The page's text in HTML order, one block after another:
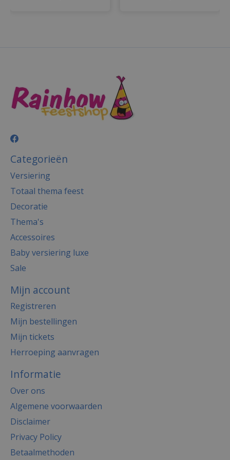
Categorieën
Versiering
Totaal thema feest
Decoratie
Thema's
Accessoires
Baby versiering luxe
Sale
Mijn account
Registreren
Mijn bestellingen
Mijn tickets
Herroeping aanvragen
Informatie
Over ons
Algemene voorwaarden
Disclaimer
Privacy Policy
Betaalmethoden